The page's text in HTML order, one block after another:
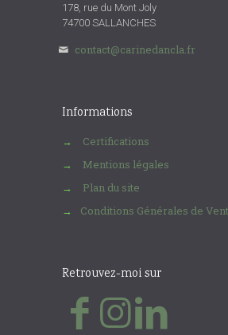
178, rue du Mont Joly
74700 SALLANCHES
contact@carinedancla.fr
Informations
→ Certifications
→ Mentions légales
→ Plan du site
→ Conditions Générales de
Retrouvez-moi sur